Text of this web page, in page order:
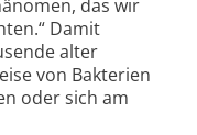
das wir
Damit
alter
von Bakterien
oder sich am